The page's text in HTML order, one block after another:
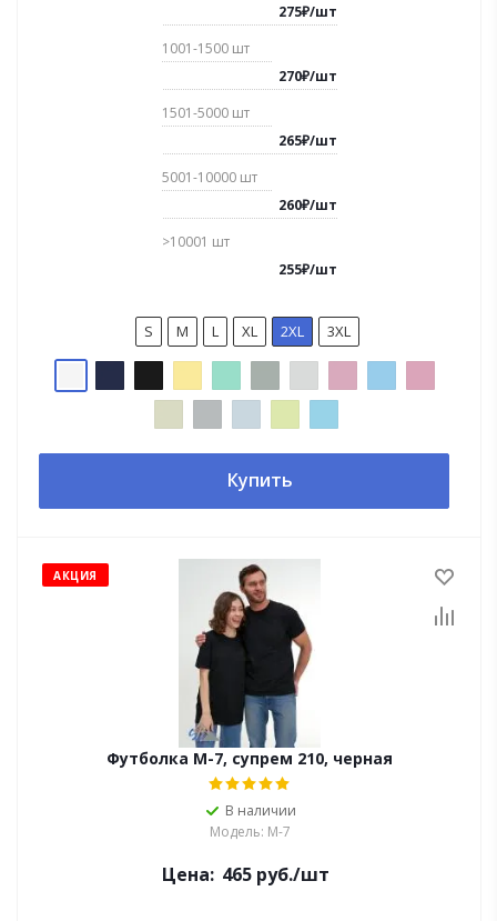
275₽/шт
1001-1500 шт
270₽/шт
1501-5000 шт
265₽/шт
5001-10000 шт
260₽/шт
>10001 шт
255₽/шт
S M L XL 2XL 3XL
Купить
АКЦИЯ
Футболка М-7, супрем 210, черная
В наличии
Модель: М-7
Цена: 465 руб./шт